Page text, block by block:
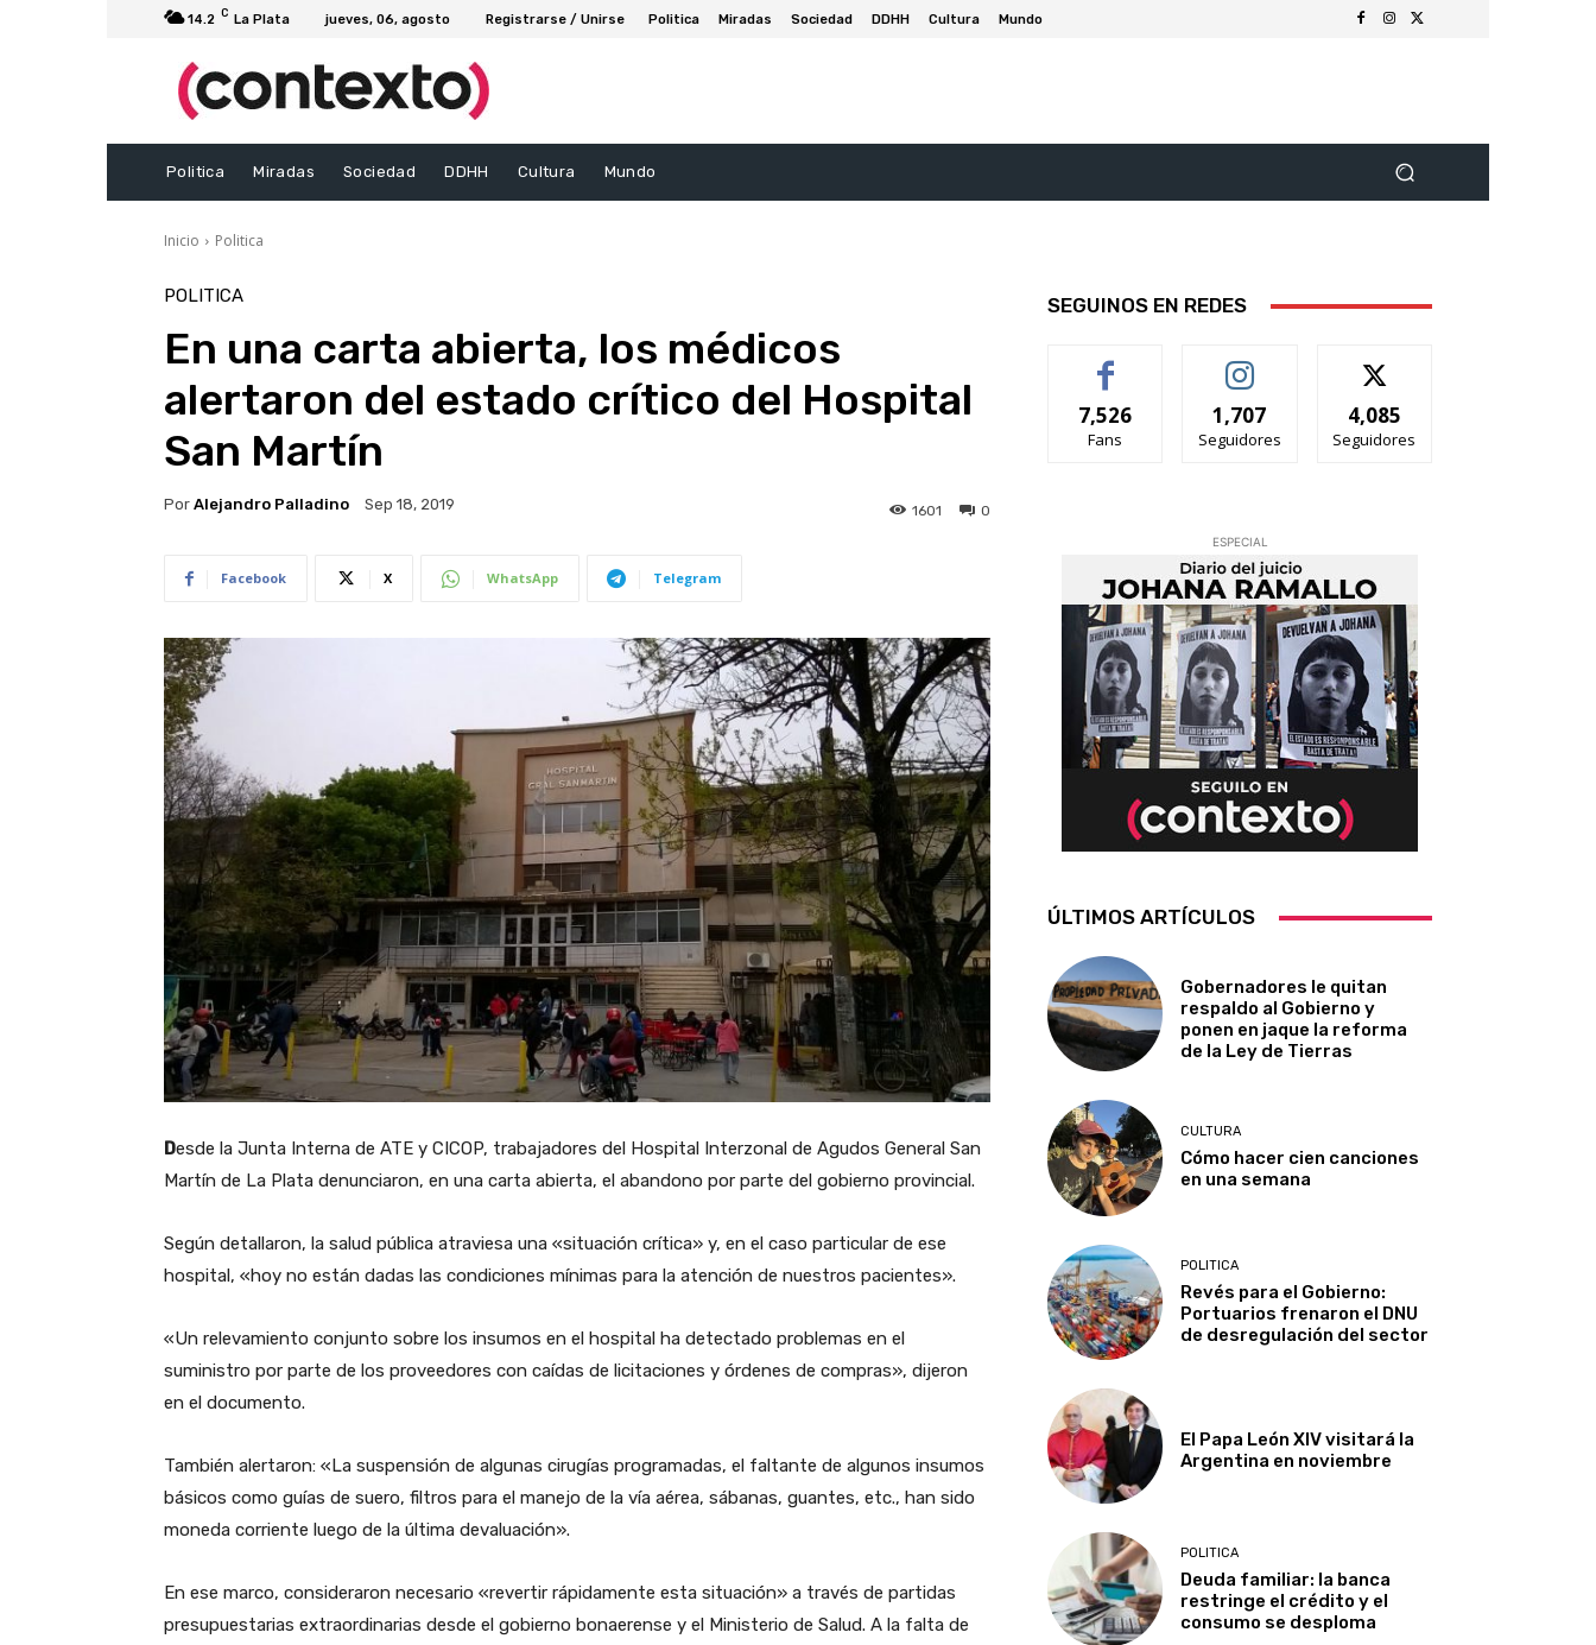
14.2 C La Plata jueves, 06, agosto Registrarse / Unirse Politica Miradas Sociedad DDHH Cultura Mundo
Politica Miradas Sociedad DDHH Cultura Mundo
Inicio Politica
POLITICA
En una carta abierta, los médicos
alertaron del estado crítico del Hospital
San Martín
Por Alejandro Palladino Sep 18, 2019 0
1601
Facebook X WhatsApp Telegram
Desde la Junta Interna de ATE y CICOP, trabajadores del Hospital Interzonal de Agudos General San
Martín de La Plata denunciaron, en una carta abierta, el abandono por parte del gobierno provincial.
Según detallaron, la salud pública atraviesa una «situación crítica» y, en el caso particular de ese
hospital, «hoy no están dadas las condiciones mínimas para la atención de nuestros pacientes».
«Un relevamiento conjunto sobre los insumos en el hospital ha detectado problemas en el
suministro por parte de los proveedores con caídas de licitaciones y órdenes de compras», dijeron
en el documento.
También alertaron: «La suspensión de algunas cirugías programadas, el faltante de algunos insumos
básicos como guías de suero, filtros para el manejo de la vía aérea, sábanas, guantes, etc., han sido
moneda corriente luego de la última devaluación».
En ese marco, consideraron necesario «revertir rápidamente esta situación» a través de partidas
presupuestarias extraordinarias desde el gobierno bonaerense y el Ministerio de Salud. A la falta de
SEGUINOS EN REDES
7,526
Fans
1,707
Seguidores
4,085
Seguidores
ESPECIAL
ÚLTIMOS ARTÍCULOS
Gobernadores le quitan
respaldo al Gobierno y
ponen en jaque la reforma
de la Ley de Tierras
CULTURA
Cómo hacer cien canciones
en una semana
POLITICA
Revés para el Gobierno:
Portuarios frenaron el DNU
de desregulación del sector
El Papa León XIV visitará la
Argentina en noviembre
POLITICA
Deuda familiar: la banca
restringe el crédito y el
consumo se desploma